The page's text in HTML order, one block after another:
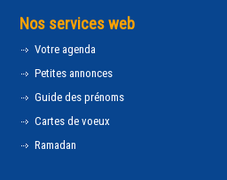
Nos services web
Votre agenda
Petites annonces
Guide des prénoms
Cartes de voeux
Ramadan